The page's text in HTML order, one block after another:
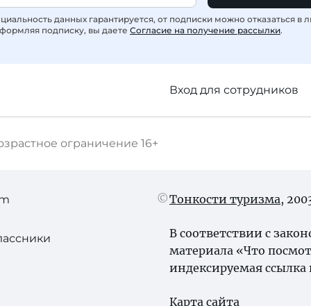
данных гарантируется, от подписки можно отказаться в
подписку, вы даете Согласие на получение рассылки.
Вход для сотрудников
ограничение 16+
Тонкости туризма,
В соответствии с
материала «Что
индексируемая ссылка
Карта сайта